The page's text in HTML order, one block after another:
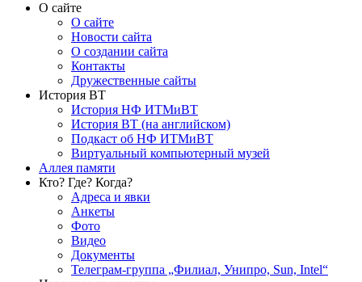
О сайте
О сайте
Новости сайта
О создании сайта
Контакты
Дружественные сайты
История ВТ
История НФ ИТМиВТ
История ВТ (на английском)
Подкаст об НФ ИТМиВТ
Виртуальный компьютерный музей
Аллея памяти
Кто? Где? Когда?
Адреса и явки
Анкеты
Фото
Видео
Документы
Телеграм-группа „Филиал, Унипро, Sun, Intel“